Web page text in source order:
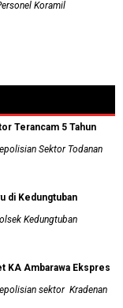
Koramil
Terancam 5 Tahun
Sektor Todanan
di Kedungtuban
Kedungtuban
KA Ambarawa Ekspres
sektor Kradenan